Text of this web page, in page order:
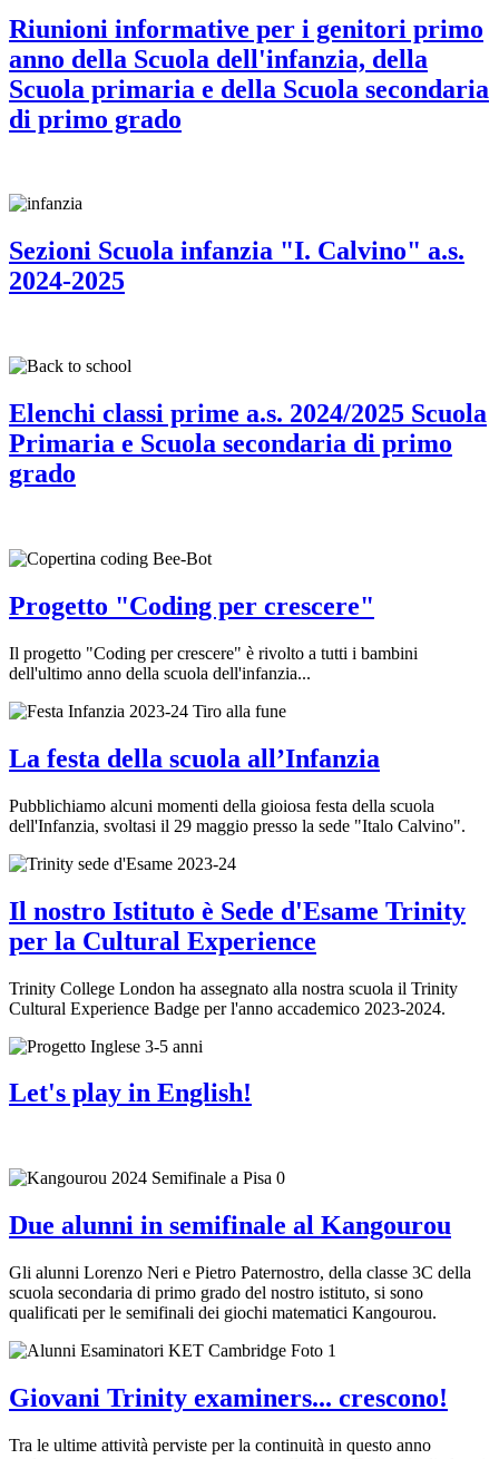
Riunioni informative per i genitori primo
anno della Scuola dell'infanzia, della
Scuola primaria e della Scuola secondaria
di primo grado
Sezioni Scuola infanzia "I. Calvino" a.s.
2024-2025
Elenchi classi prime a.s. 2024/2025 Scuola
Primaria e Scuola secondaria di primo
grado
Progetto "Coding per crescere"
Il progetto "Coding per crescere" è rivolto a tutti i bambini
dell'ultimo anno della scuola dell'infanzia...
La festa della scuola all’Infanzia
Pubblichiamo alcuni momenti della gioiosa festa della scuola
dell'Infanzia, svoltasi il 29 maggio presso la sede "Italo Calvino".
Il nostro Istituto è Sede d'Esame Trinity
per la Cultural Experience
Trinity College London ha assegnato alla nostra scuola il Trinity
Cultural Experience Badge per l'anno accademico 2023-2024.
Let's play in English!
Due alunni in semifinale al Kangourou
Gli alunni Lorenzo Neri e Pietro Paternostro, della classe 3C della
scuola secondaria di primo grado del nostro istituto, si sono
qualificati per le semifinali dei giochi matematici Kangourou.
Giovani Trinity examiners... crescono!
Tra le ultime attività perviste per la continuità in questo anno